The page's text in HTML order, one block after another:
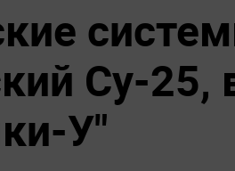
Су-
У"